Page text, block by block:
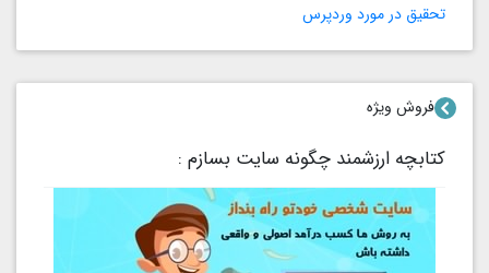
تحقیق در مورد وردپرس
فروش ویژه
کتابچه ارزشمند چگونه سایت بسازم :